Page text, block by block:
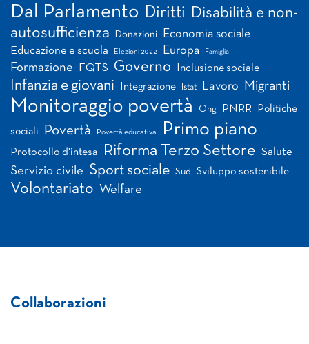
Dal Parlamento Diritti
Disabilità e non-
autosufficienza
Donazioni Economia sociale
Educazione e scuola Elezioni 2022 Europa Famiglia
Formazione FQTS Governo Inclusione sociale
Infanzia e giovani Integrazione Istat Lavoro Migranti
Monitoraggio povertà Ong PNRR Politiche
sociali Povertà Povertà educativa Primo piano
Protocollo d'intesa Riforma Terzo Settore Salute
Servizio civile Sport sociale Sud Sviluppo sostenibile
Volontariato Welfare
Collaborazioni